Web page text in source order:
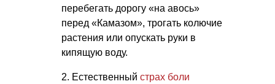
перебегать дорогу «на авось»
перед «Камазом», трогать колючие
растения или опускать руки в
кипящую воду.
2. Естественный страх боли